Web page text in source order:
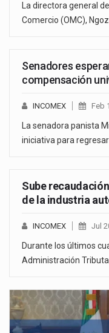
La directora general
Comercio (OMC),
Senadores
compensación
INCOMEX Feb
La senadora panista
iniciativa para
Sube
de la industria
INCOMEX Jul
Durante los últimos
Administración